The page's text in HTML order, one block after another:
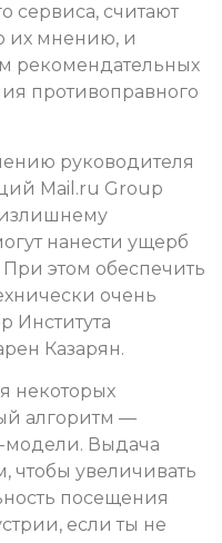
сервиса, считают
их мнению, и
рекомендательных
противоправного
руководителя
Mail.ru Group
нанести ущерб
этом обеспечить
очень
Института
Казарян.
некоторых
алгоритм —
модели. Выдача
чтобы увеличивать
посещения
если ты не